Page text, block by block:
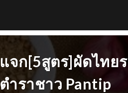
แจก[5สูตร]ผัดไทย
ตำราชาว Pantip